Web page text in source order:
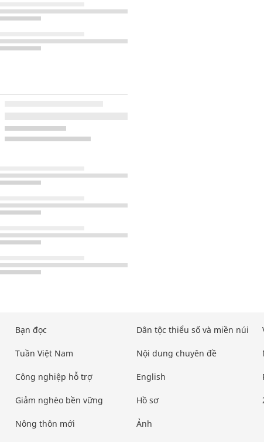
Bạn đọc
Tuần Việt Nam
Công nghiệp hỗ trợ
Giảm nghèo bền vững
Nông thôn mới
Dân tộc thiểu số và miền núi
Nội dung chuyên đề
English
Hồ sơ
Ảnh